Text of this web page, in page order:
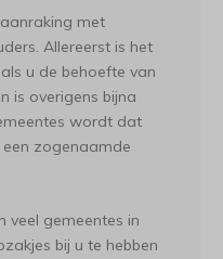
met
Allereerst is het
u de behoefte van
is overigens bijna
wordt dat
zogenaamde
gemeentes in
bij u te hebben